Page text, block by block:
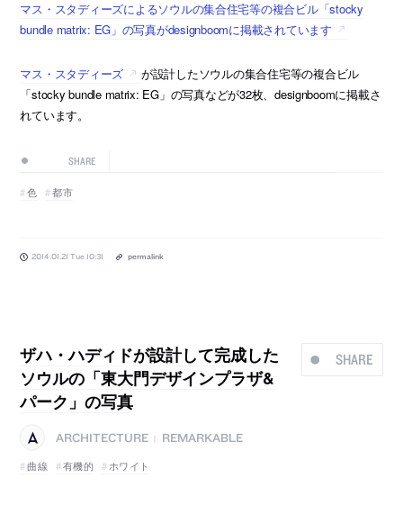
マス・スタディーズによるソウルの集合住宅等の複合ビル「stocky
bundle matrix: EG」の写真がdesignboomに掲載されています
マス・スタディーズ
が設計したソウルの集合住宅等の複合ビル
「stocky bundle matrix: EG」の写真などが32枚、designboomに掲載さ
れています。
SHARE
色 都市
2014.01.21 Tue 10:31 permalink
SHARE
ザハ・ハディドが設計して完成した
ソウルの「東大門デザインプラザ&
パーク」の写真
ARCHITECTURE
REMARKABLE
曲線
有機的 ホワイト